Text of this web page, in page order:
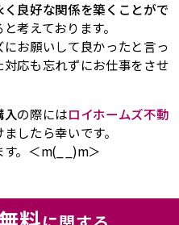
良好な関係を築くことがで
考えております。
お願いして良かったと言っ
応も忘れずにお仕事をさせ
入の際にはロイホームズ不動
したら幸いです。
。＜m(_ _)m＞